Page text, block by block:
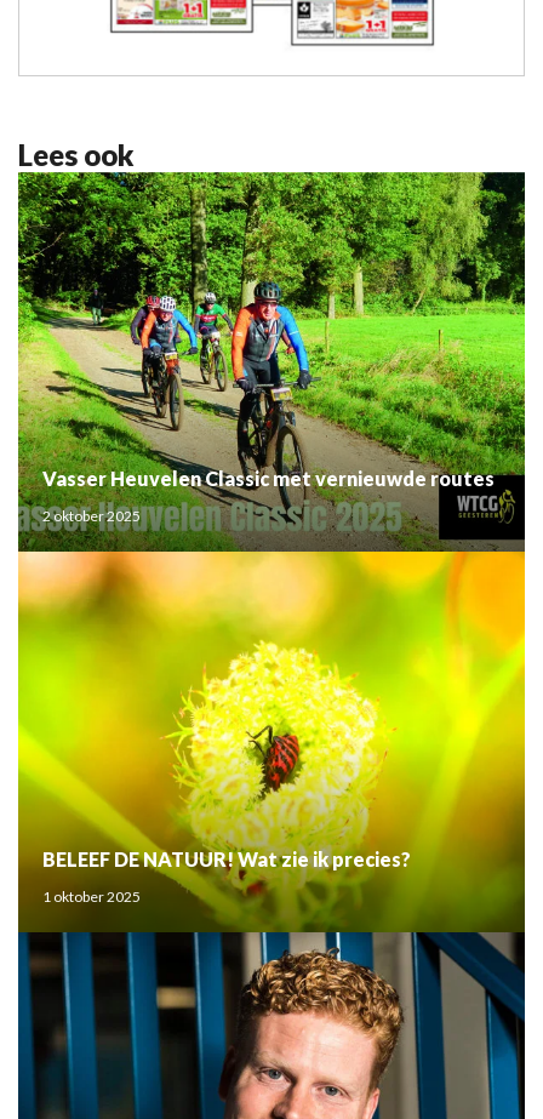
Lees ook
Vasser Heuvelen Classic met vernieuwde routes
2 oktober 2025
BELEEF DE NATUUR! Wat zie ik precies?
1 oktober 2025